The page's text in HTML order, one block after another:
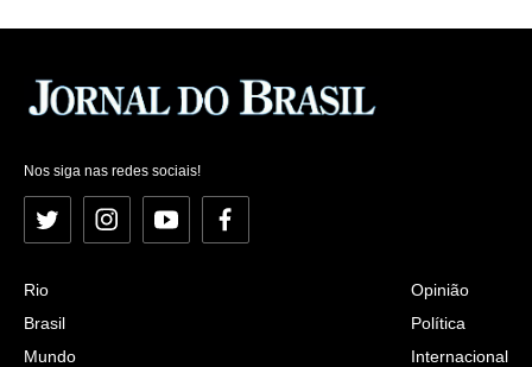
Nos siga nas redes sociais!
Twitter InstagramYouTubeFacebook
Rio
Brasil
Mundo
Opinião
Política
Internacional